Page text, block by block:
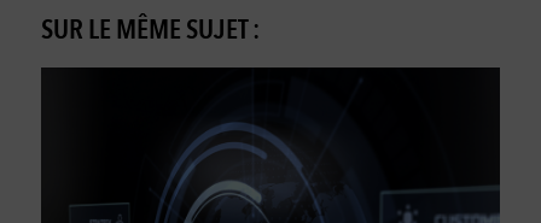
SUR LE MÊME SUJET :